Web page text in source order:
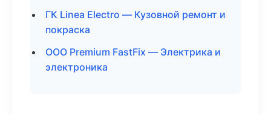
ГК Linea Electro — Кузовной ремонт и
покраска
ООО Premium FastFix — Электрика и
электроника